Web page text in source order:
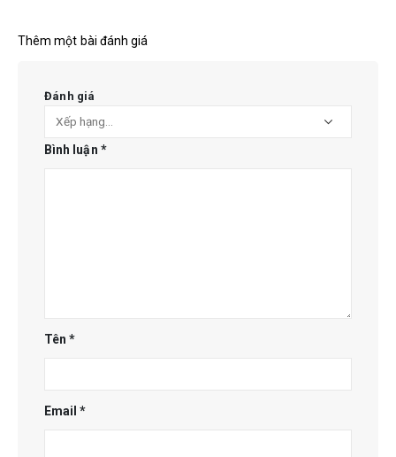
Thêm một bài đánh giá
Đánh giá
Bình luận *
Tên*
Email*